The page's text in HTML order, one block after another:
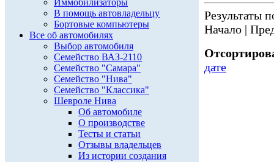
Иммобилизаторы
В помощь автовладельцу
Бортовые компьютеры
Все об автомобилях
Выбор автомобиля
Семейство ВАЗ-2110
Семейство "Самара"
Семейство "Нива"
Семейство "Классика"
Шевроле Нива
Об автомобиле
О производстве
Тесты и статьи
Отзывы владельцев
Из истории создания
Результаты
Начало |
дате